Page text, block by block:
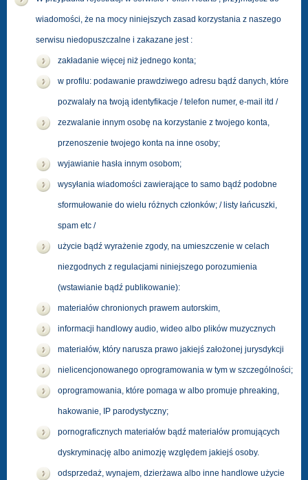
wiadomości, że na mocy niniejszych zasad korzystania z naszego
serwisu niedopuszczalne i zakazane jest :
zakładanie więcej niż jednego konta;
w profilu: podawanie prawdziwego adresu bądź danych, które
pozwalały na twoją identyfikacje / telefon numer, e-mail itd /
zezwalanie innym osobę na korzystanie z twojego konta,
przenoszenie twojego konta na inne osoby;
wyjawianie hasła innym osobom;
wysyłania wiadomości zawierające to samo bądź podobne
sformułowanie do wielu różnych członków; / listy łańcuszki,
spam etc /
użycie bądź wyrażenie zgody, na umieszczenie w celach
niezgodnych z regulacjami niniejszego porozumienia
(wstawianie bądź publikowanie):
materiałów chronionych prawem autorskim,
informacji handlowy audio, wideo albo plików muzycznych
materiałów, który narusza prawo jakiejś założonej jurysdykcji
nielicencjonowanego oprogramowania w tym w szczególności;
oprogramowania, które pomaga w albo promuje phreaking,
hakowanie, IP parodystyczny;
pornograficznych materiałów bądź materiałów promujących
dyskryminację albo animozję względem jakiejś osoby.
odsprzedaż, wynajem, dzierżawa albo inne handlowe użycie